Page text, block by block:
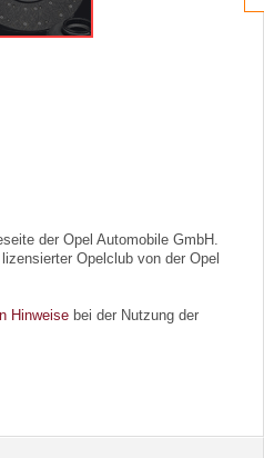
der Opel Automobile GmbH.
Opelclub von der Opel
Hinweise bei der Nutzung der